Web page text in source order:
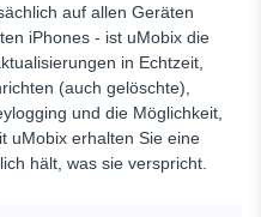
auf allen Geräten
iPhones - ist uMobix die
in Echtzeit,
(auch gelöschte),
und die Möglichkeit,
uMobix erhalten Sie eine
hält, was sie verspricht.